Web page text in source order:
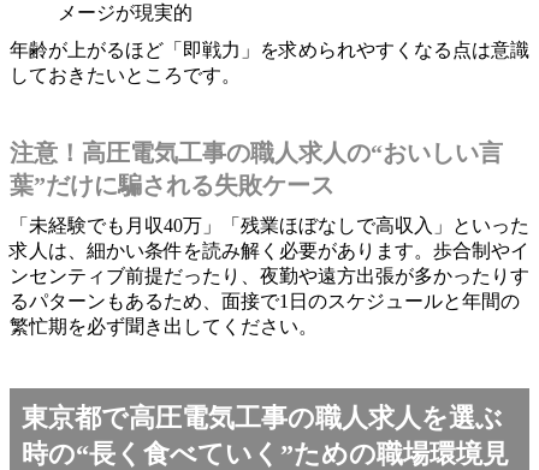
メージが現実的
年齢が上がるほど「即戦力」を求められやすくなる点は意識
しておきたいところです。
注意！高圧電気工事の職人求人の“おいしい言
葉”だけに騙される失敗ケース
「未経験でも月収40万」「残業ほぼなしで高収入」といった
求人は、細かい条件を読み解く必要があります。歩合制やイ
ンセンティブ前提だったり、夜勤や遠方出張が多かったりす
るパターンもあるため、面接で1日のスケジュールと年間の
繁忙期を必ず聞き出してください。
東京都で高圧電気工事の職人求人を選ぶ
時の“長く食べていく”ための職場環境見